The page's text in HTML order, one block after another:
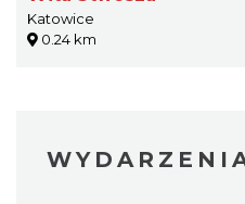
Katowice
0.24 km